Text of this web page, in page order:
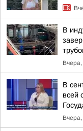
В
В
всей